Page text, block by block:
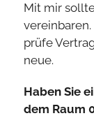
Mit mir
prüfe
neue.
Haben Sie
dem Raum